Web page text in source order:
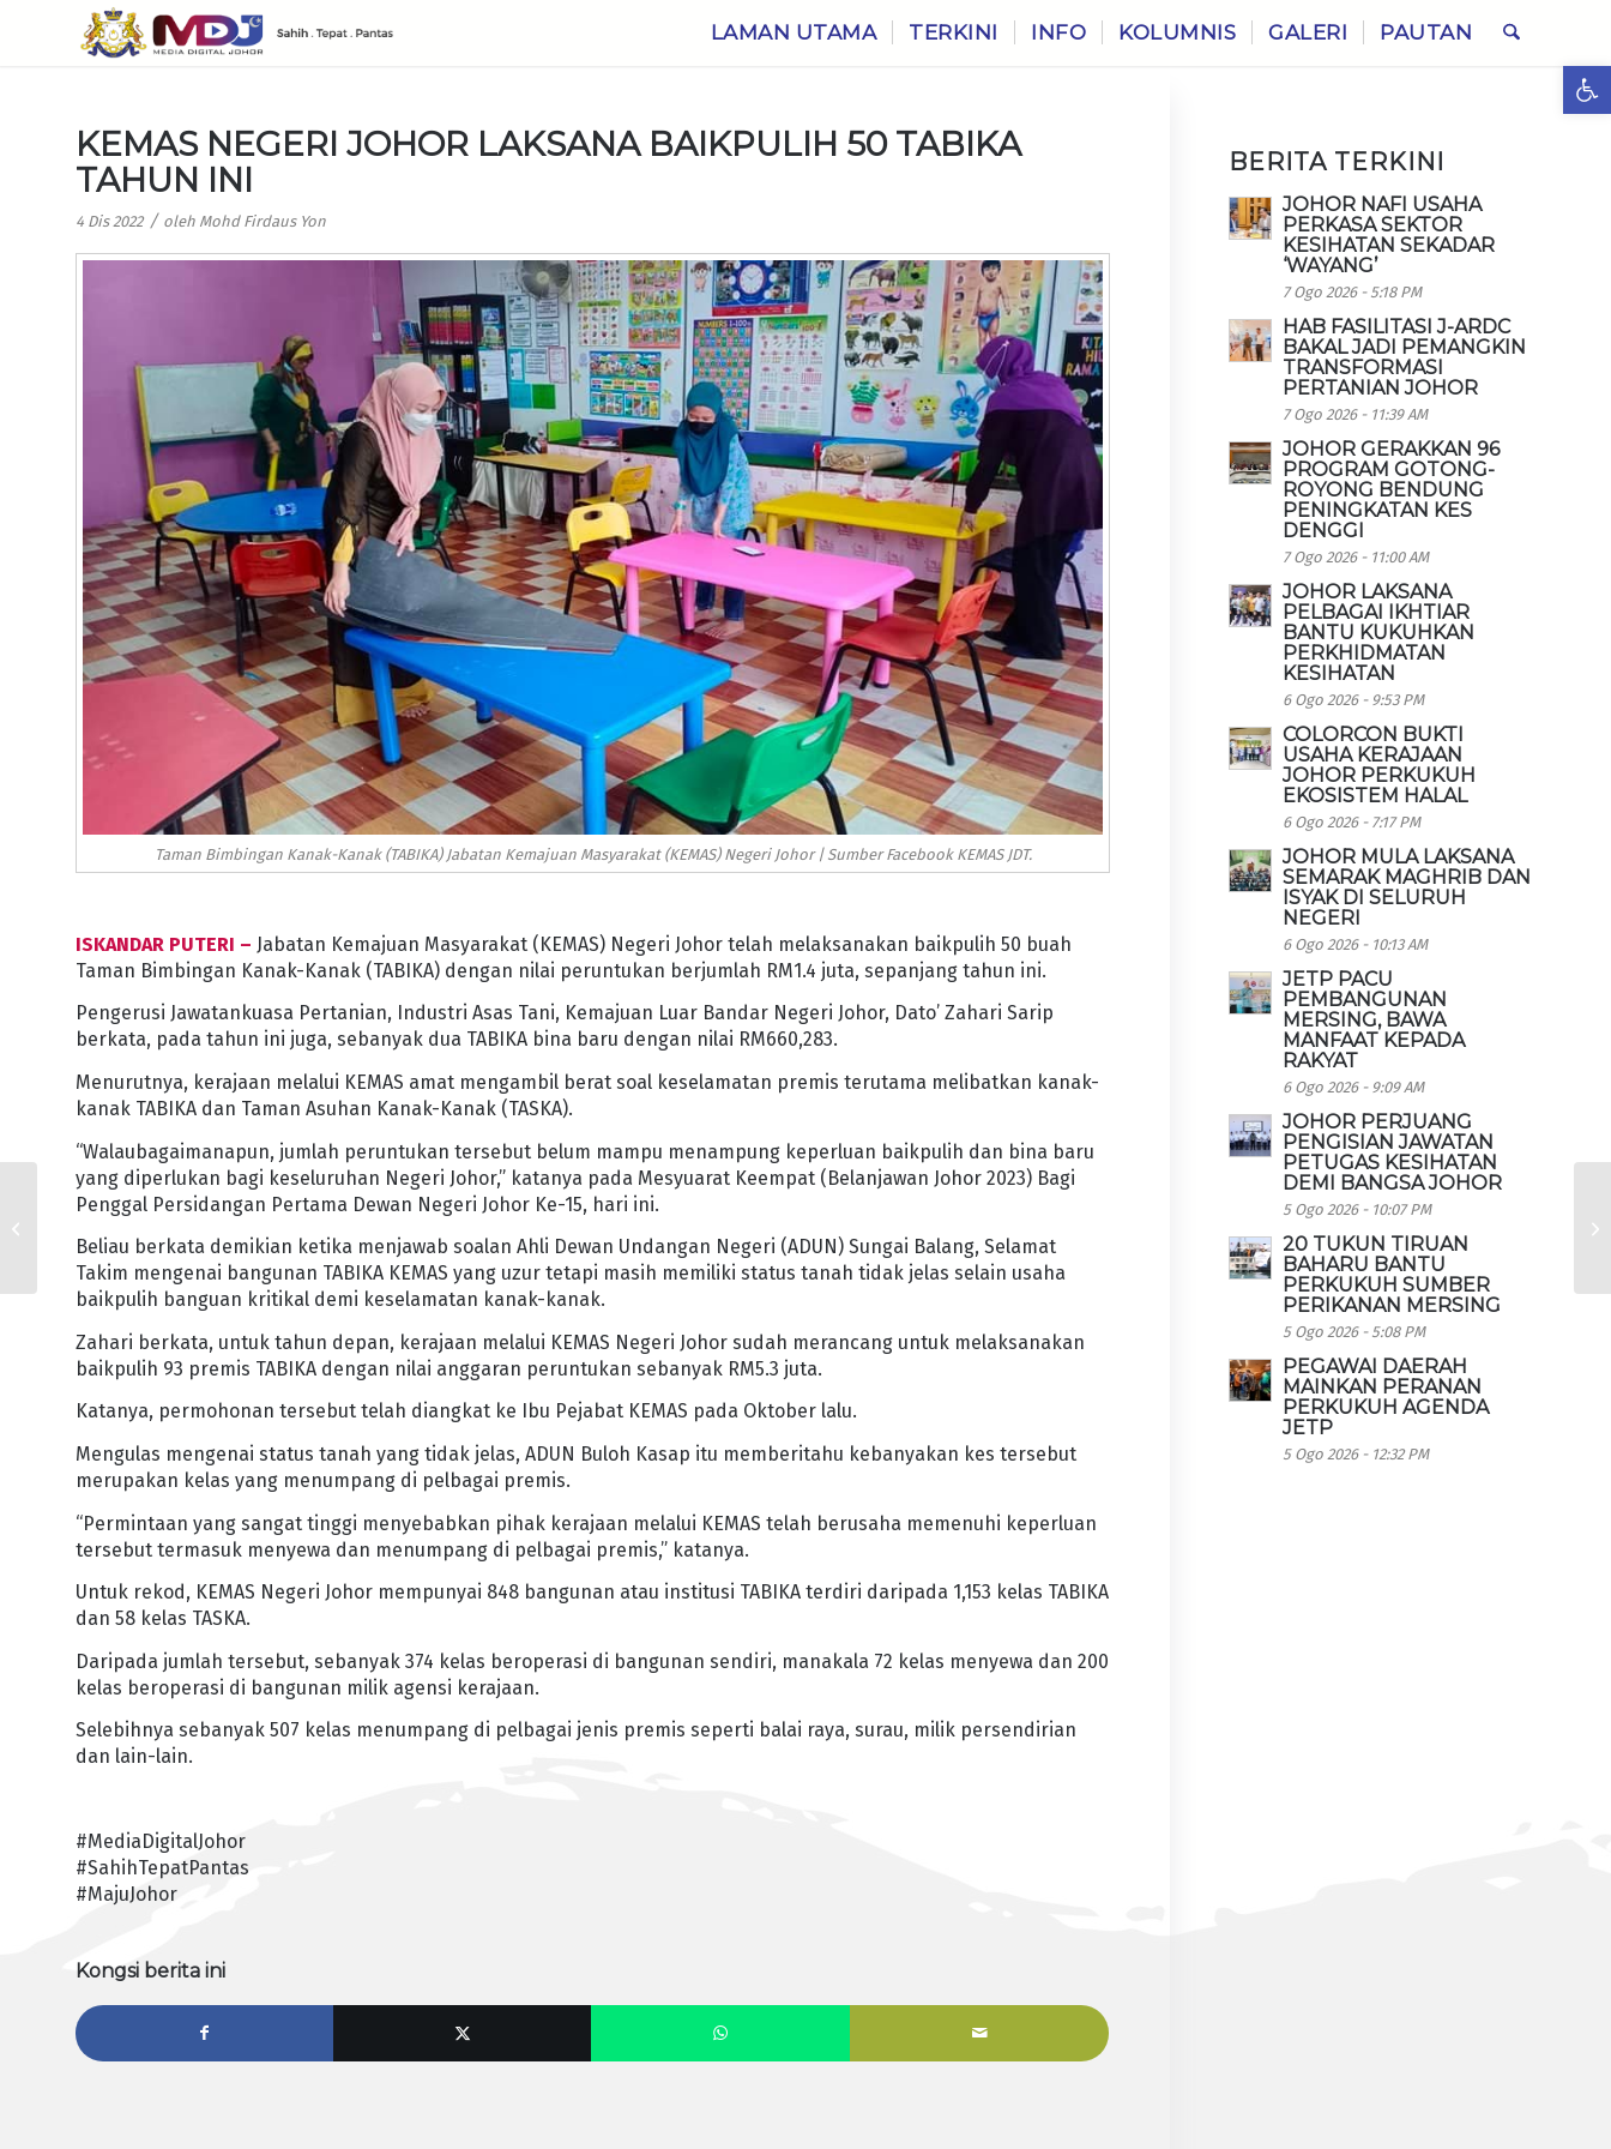
LAMAN UTAMA TERKINI INFO KOLUMNIS GALERI PAUTAN
KEMAS NEGERI JOHOR LAKSANA BAIKPULIH 50 TABIKA
TAHUN INI
4 Dis 2022 / oleh Mohd Firdaus Yon
Taman Bimbingan Kanak-Kanak (TABIKA) Jabatan Kemajuan Masyarakat (KEMAS) Negeri Johor | Sumber Facebook KEMAS JDT.
ISKANDAR PUTERI – Jabatan Kemajuan Masyarakat (KEMAS) Negeri Johor telah melaksanakan baikpulih 50 buah
Taman Bimbingan Kanak-Kanak (TABIKA) dengan nilai peruntukan berjumlah RM1.4 juta, sepanjang tahun ini.
Pengerusi Jawatankuasa Pertanian, Industri Asas Tani, Kemajuan Luar Bandar Negeri Johor, Dato’ Zahari Sarip
berkata, pada tahun ini juga, sebanyak dua TABIKA bina baru dengan nilai RM660,283.
Menurutnya, kerajaan melalui KEMAS amat mengambil berat soal keselamatan premis terutama melibatkan kanak-
kanak TABIKA dan Taman Asuhan Kanak-Kanak (TASKA).
“Walaubagaimanapun, jumlah peruntukan tersebut belum mampu menampung keperluan baikpulih dan bina baru
yang diperlukan bagi keseluruhan Negeri Johor,” katanya pada Mesyuarat Keempat (Belanjawan Johor 2023) Bagi
Penggal Persidangan Pertama Dewan Negeri Johor Ke-15, hari ini.
Beliau berkata demikian ketika menjawab soalan Ahli Dewan Undangan Negeri (ADUN) Sungai Balang, Selamat
Takim mengenai bangunan TABIKA KEMAS yang uzur tetapi masih memiliki status tanah tidak jelas selain usaha
baikpulih banguan kritikal demi keselamatan kanak-kanak.
Zahari berkata, untuk tahun depan, kerajaan melalui KEMAS Negeri Johor sudah merancang untuk melaksanakan
baikpulih 93 premis TABIKA dengan nilai anggaran peruntukan sebanyak RM5.3 juta.
Katanya, permohonan tersebut telah diangkat ke Ibu Pejabat KEMAS pada Oktober lalu.
Mengulas mengenai status tanah yang tidak jelas, ADUN Buloh Kasap itu memberitahu kebanyakan kes tersebut
merupakan kelas yang menumpang di pelbagai premis.
“Permintaan yang sangat tinggi menyebabkan pihak kerajaan melalui KEMAS telah berusaha memenuhi keperluan
tersebut termasuk menyewa dan menumpang di pelbagai premis,” katanya.
Untuk rekod, KEMAS Negeri Johor mempunyai 848 bangunan atau institusi TABIKA terdiri daripada 1,153 kelas TABIKA
dan 58 kelas TASKA.
Daripada jumlah tersebut, sebanyak 374 kelas beroperasi di bangunan sendiri, manakala 72 kelas menyewa dan 200
kelas beroperasi di bangunan milik agensi kerajaan.
Selebihnya sebanyak 507 kelas menumpang di pelbagai jenis premis seperti balai raya, surau, milik persendirian
dan lain-lain.
#MediaDigitalJohor
#SahihTepatPantas
#MajuJohor
Kongsi berita ini
BERITA TERKINI
JOHOR NAFI USAHA
PERKASA SEKTOR
KESIHATAN SEKADAR
‘WAYANG’
7 Ogo 2026 - 5:18 PM
HAB FASILITASI J-ARDC
BAKAL JADI PEMANGKIN
TRANSFORMASI
PERTANIAN JOHOR
7 Ogo 2026 - 11:39 AM
JOHOR GERAKKAN 96
PROGRAM GOTONG-
ROYONG BENDUNG
PENINGKATAN KES
DENGGI
7 Ogo 2026 - 11:00 AM
JOHOR LAKSANA
PELBAGAI IKHTIAR
BANTU KUKUHKAN
PERKHIDMATAN
KESIHATAN
6 Ogo 2026 - 9:53 PM
COLORCON BUKTI
USAHA KERAJAAN
JOHOR PERKUKUH
EKOSISTEM HALAL
6 Ogo 2026 - 7:17 PM
JOHOR MULA LAKSANA
SEMARAK MAGHRIB DAN
ISYAK DI SELURUH
NEGERI
6 Ogo 2026 - 10:13 AM
JETP PACU
PEMBANGUNAN
MERSING, BAWA
MANFAAT KEPADA
RAKYAT
6 Ogo 2026 - 9:09 AM
JOHOR PERJUANG
PENGISIAN JAWATAN
PETUGAS KESIHATAN
DEMI BANGSA JOHOR
5 Ogo 2026 - 10:07 PM
20 TUKUN TIRUAN
BAHARU BANTU
PERKUKUH SUMBER
PERIKANAN MERSING
5 Ogo 2026 - 5:08 PM
PEGAWAI DAERAH
MAINKAN PERANAN
PERKUKUH AGENDA
JETP
5 Ogo 2026 - 12:32 PM
DYAM TUNKU MAHKOTA
JOHOR DIMASYHURKAN
SEBAGAI CANSELOR
UTHM